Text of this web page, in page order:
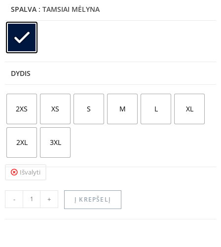
SPALVA : TAMSIAI MĖLYNA
DYDIS
2XS XS S M L XL
2XL 3XL
Išvalyti
- + Į KREPŠELĮ